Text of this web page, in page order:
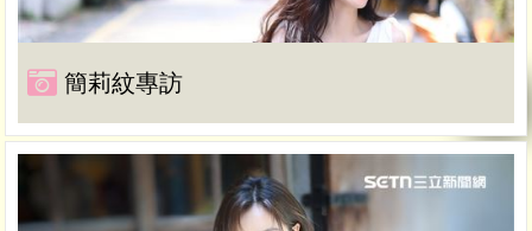
簡莉紋專訪